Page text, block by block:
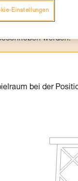
einem Profi, ob
eigenständig
verbundenen
werden.
bei der
Einstellungen